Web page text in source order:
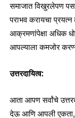
I've read and
6,300
समाजात विखुरलेपण
पराभव करायचा
आक्रमणांपेक्षा अधिक
आपल्याला कमजोर
उत्तरदायित्व:
आता आपण सर्वांचे
देऊ आणि आपली एकता,